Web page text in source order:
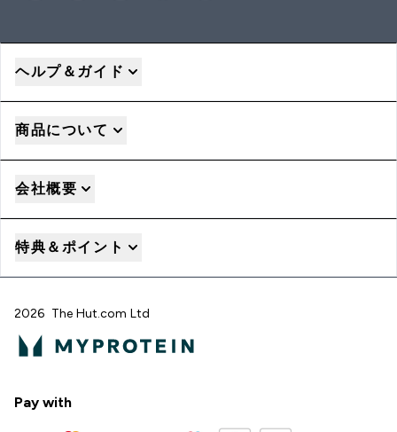
ヘルプ＆ガイド
商品について
会社概要
特典＆ポイント
2026 The Hut.com Ltd
Pay with